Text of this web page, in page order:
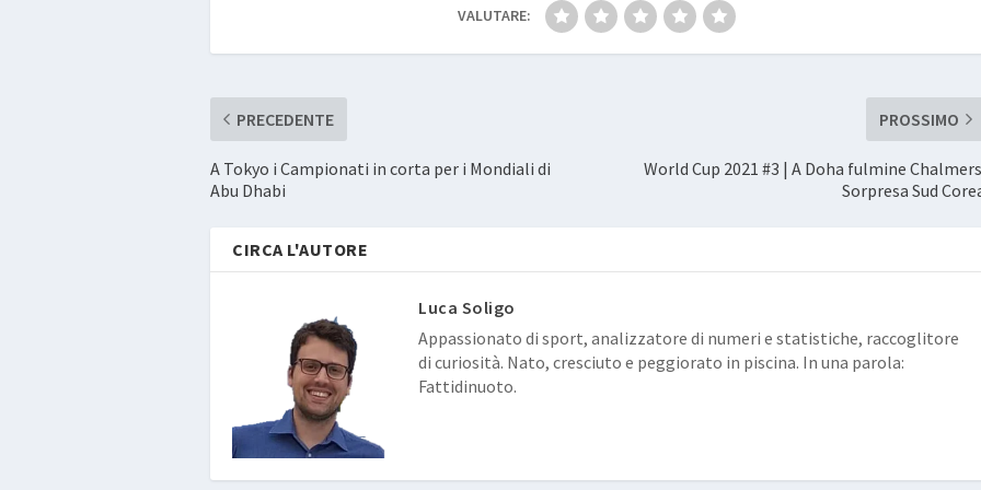
VALUTARE:
PRECEDENTE
A Tokyo i Campionati in corta per i Mondiali di
Abu Dhabi
PROSSIMO
World Cup 2021 #3 | A Doha fulmine
Sorpresa Sud
CIRCA L'AUTORE
Luca Soligo
Appassionato di sport, analizzatore di numeri e statistiche, raccoglitore
di curiosità. Nato, cresciuto e peggiorato in piscina. In una parola:
Fattidinuoto.